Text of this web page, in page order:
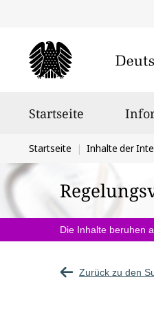
Startseite
Sie
befinden
sich
hier:
Startseite Inhalte der
Die Inhalte beruhen
Zurück zu den